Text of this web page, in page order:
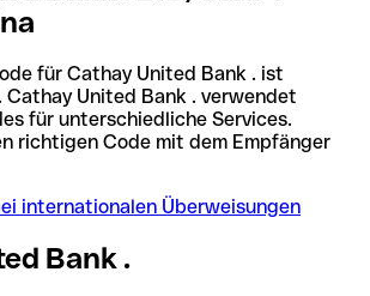
für Cathay United Bank . ist
. Cathay United Bank . verwendet
für unterschiedliche Services.
richtigen Code mit dem Empfänger
internationalen Überweisungen
Bank .